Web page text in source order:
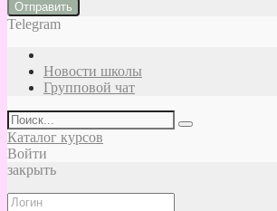
Отправить
Telegram
Новости школы
Групповой чат
Каталог курсов
Войти
закрыть